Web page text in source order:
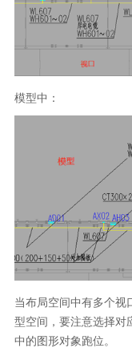
模型中：
当布局空间中有多个视
型空间，要注意选择对
中的图形对象跑位。